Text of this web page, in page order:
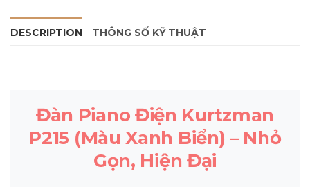
DESCRIPTION THÔNG SỐ KỸ THUẬT
Đàn Piano Điện Kurtzman
P215 (Màu Xanh Biển) – Nhỏ
Gọn, Hiện Đại